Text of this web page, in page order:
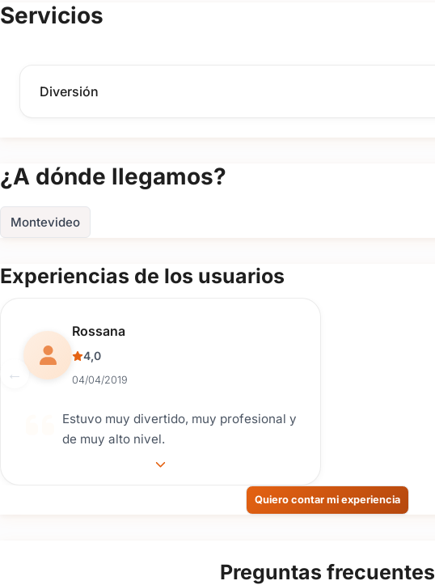
Servicios
Diversión
¿A dónde llegamos?
Montevideo
Experiencias de los usuarios
Reseña de usuario.
Rossana
4,0
04/04/2019
Estuvo muy divertido, muy profesional y
de muy alto nivel.
Quiero contar mi experiencia
Preguntas frecuentes